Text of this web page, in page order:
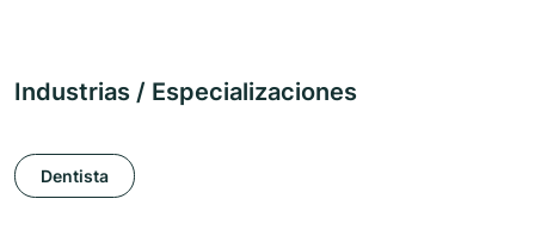
Industrias / Especializaciones
Dentista